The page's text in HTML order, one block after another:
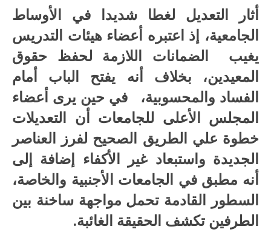
أثار التعديل لغطا شديدا في الأوساط
الجامعية، إذ اعتبره أعضاء هيئات التدريس
يغيب الضمانات اللازمة لحفظ حقوق
المعيدين، بخلاف أنه يفتح الباب أمام
الفساد والمحسوبية، في حين يرى أعضاء
المجلس الأعلى للجامعات أن التعديلات
خطوة علي الطريق الصحيح لفرز العناصر
الجديدة واستبعاد غير الأكفاء إضافة إلى
أنه مطبق في الجامعات الأجنبية والخاصة،
السطور القادمة تحمل مواجهة ساخنة بين
الطرفين تكشف الحقيقة الغائبة.